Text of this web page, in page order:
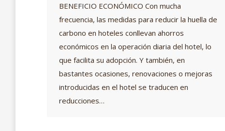
BENEFICIO ECONÓMICO Con mucha
frecuencia, las medidas para reducir la huella de
carbono en hoteles conllevan ahorros
económicos en la operación diaria del hotel, lo
que facilita su adopción. Y también, en
bastantes ocasiones, renovaciones o mejoras
introducidas en el hotel se traducen en
reducciones…